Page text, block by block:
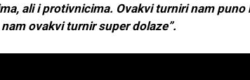
ali i protivnicima. Ovakvi turniri nam puno
ovakvi turnir super dolaze”.